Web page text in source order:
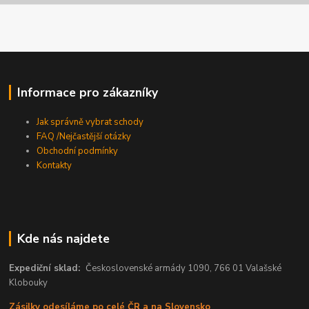
Informace pro zákazníky
Jak správně vybrat schody
FAQ /Nejčastější otázky
Obchodní podmínky
Kontakty
Kde nás najdete
Expediční sklad:Československé armády 1090, 766 01 Valašské
Klobouky